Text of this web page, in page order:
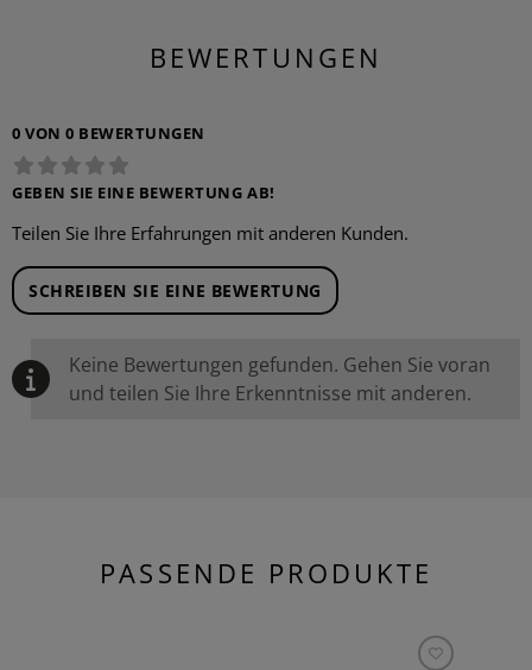
BEWERTUNGEN
0 VON 0 BEWERTUNGEN
GEBEN SIE EINE BEWERTUNG AB!
Teilen Sie Ihre Erfahrungen mit anderen Kunden.
SCHREIBEN SIE EINE BEWERTUNG
Keine Bewertungen gefunden. Gehen Sie voran
und teilen Sie Ihre Erkenntnisse mit anderen.
PASSENDE PRODUKTE